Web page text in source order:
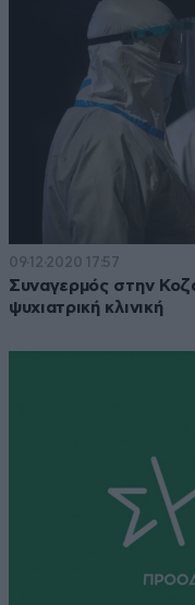
09·12·2020 17:57
Συναγερμός στην
ψυχιατρική κλινική